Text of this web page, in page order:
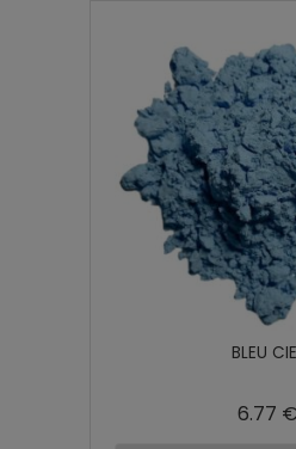
BLEU
6.77 €